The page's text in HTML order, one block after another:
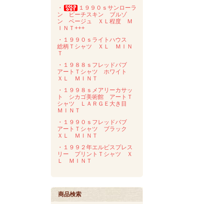
・
１９９０ｓサンローラ
ン ピーチスキン ブルゾ
ン ベージュ ＸＬ程度 Ｍ
ＩＮＴ+++
・１９９０ｓライトハウス
総柄Ｔシャツ ＸＬ ＭＩＮ
Ｔ
・１９８８ｓフレッドバブ
アートＴシャツ ホワイト
ＸＬ ＭＩＮＴ
・１９９８ｓメアリーカサッ
ト シカゴ美術館 アートＴ
シャツ ＬＡＲＧＥ大き目
ＭＩＮＴ
・１９９０ｓフレッドバブ
アートＴシャツ ブラック
ＸＬ ＭＩＮＴ
・１９９２年エルビスプレス
リー プリントＴシャツ Ｘ
Ｌ ＭＩＮＴ
商品検索